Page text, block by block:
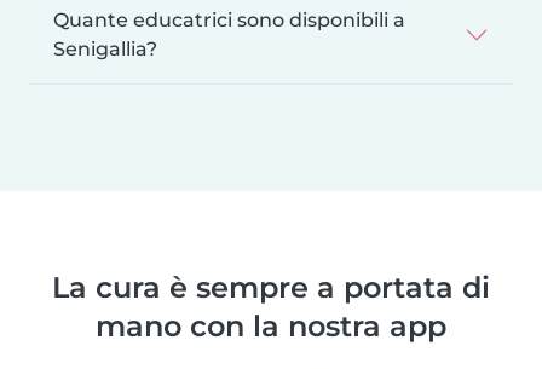
Quante educatrici sono disponibili a
Senigallia?
La cura è sempre a portata di
mano con la nostra app